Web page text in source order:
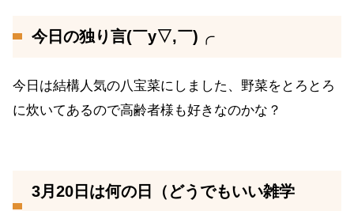
今日の独り言(￣y▽,￣)╭
今日は結構人気の八宝菜にしました、野菜をとろとろ
に炊いてあるので高齢者様も好きなのかな？
3月20日は何の日（どうでもいい雑学